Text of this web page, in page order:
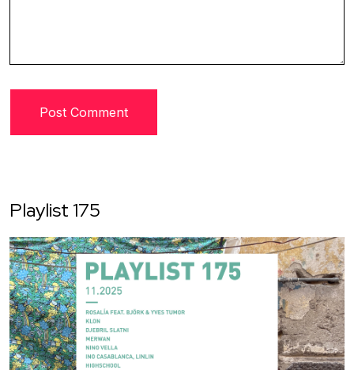
Playlist 175